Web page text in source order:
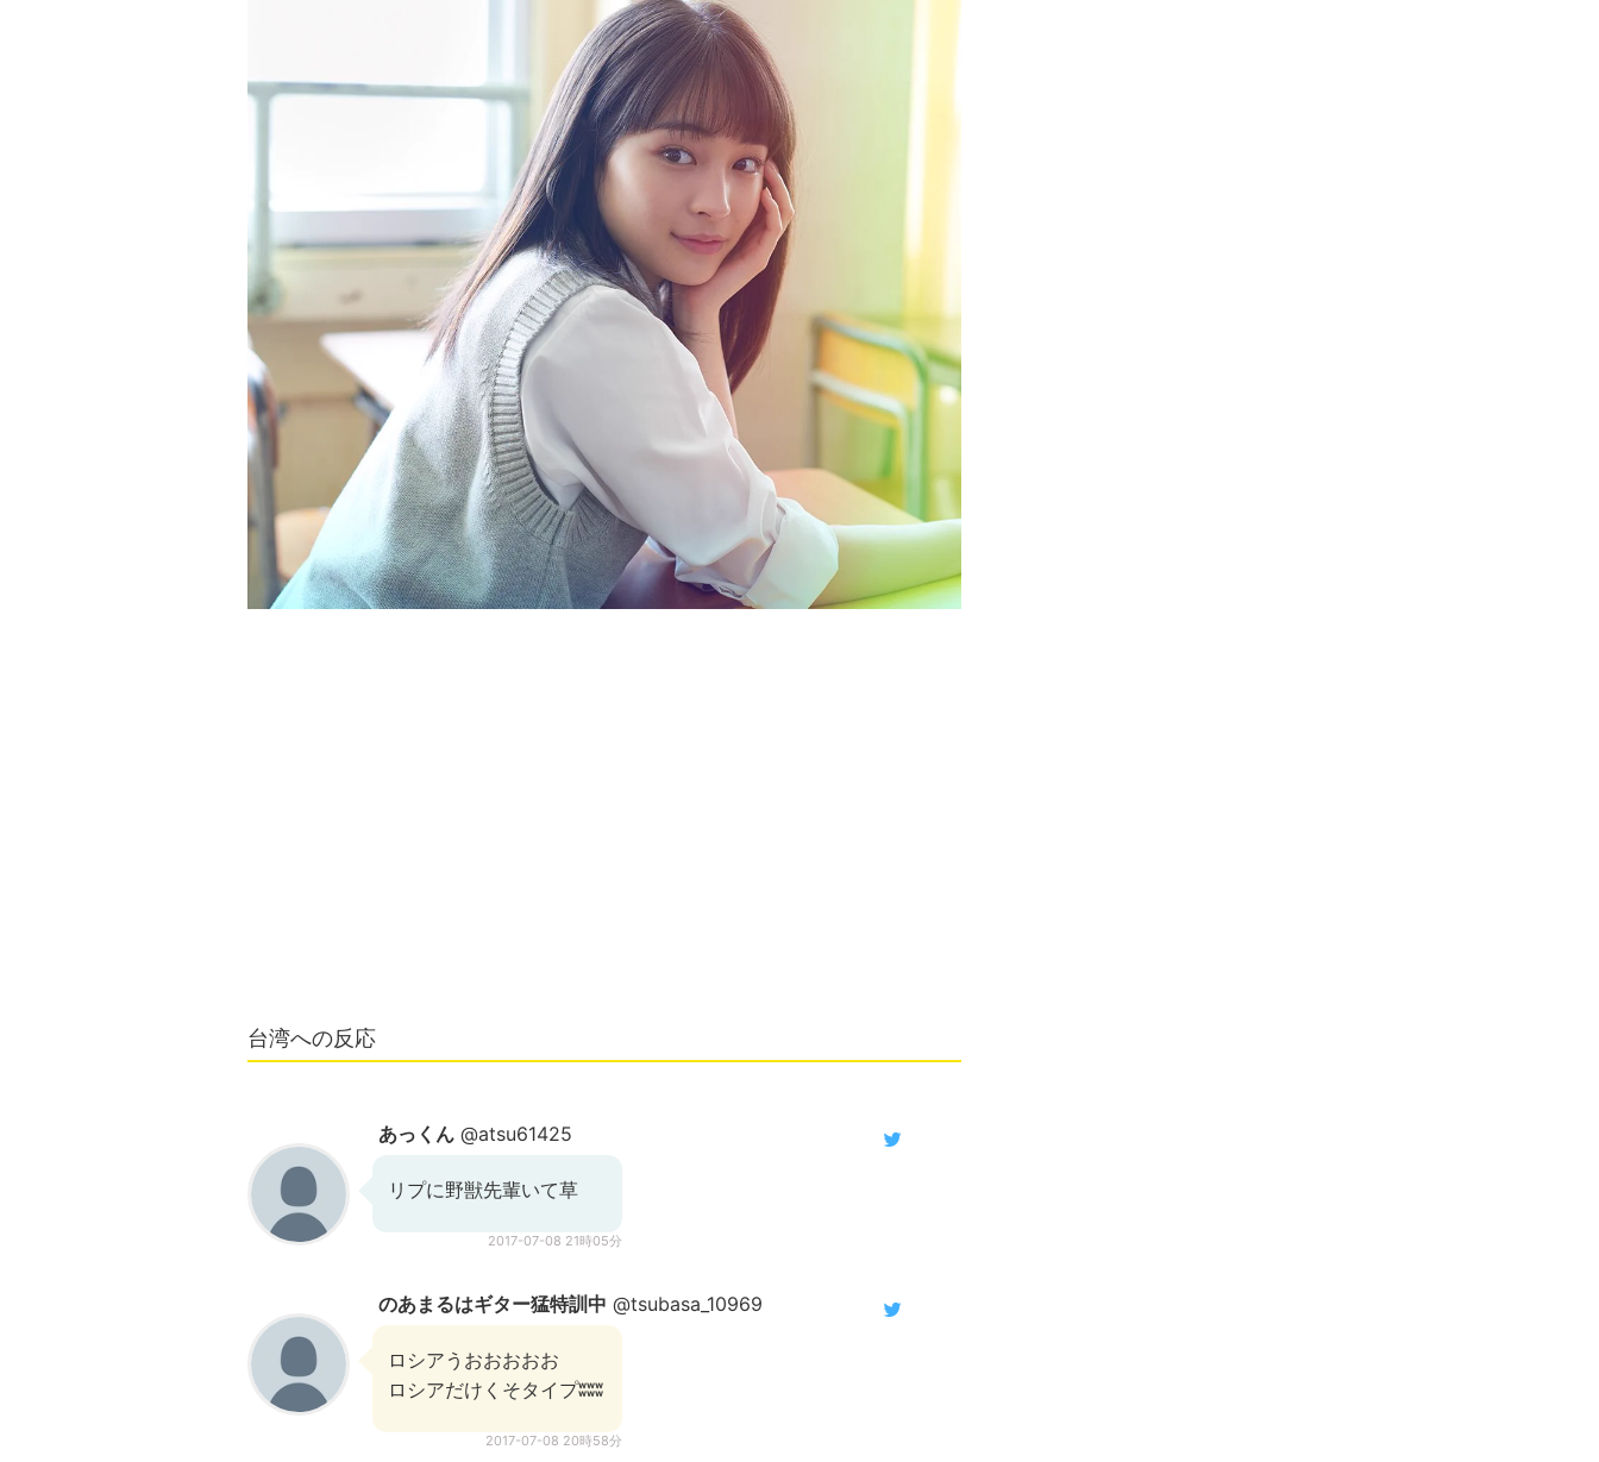
台湾への反応
あっくん @atsu61425
リプに野獣先輩いて草
2017-07-08 21時05分
のあまるはギター猛特訓中 @tsubasa_10969
ロシアうおおおおお
ロシアだけくそタイプʬʬʬ
2017-07-08 20時58分